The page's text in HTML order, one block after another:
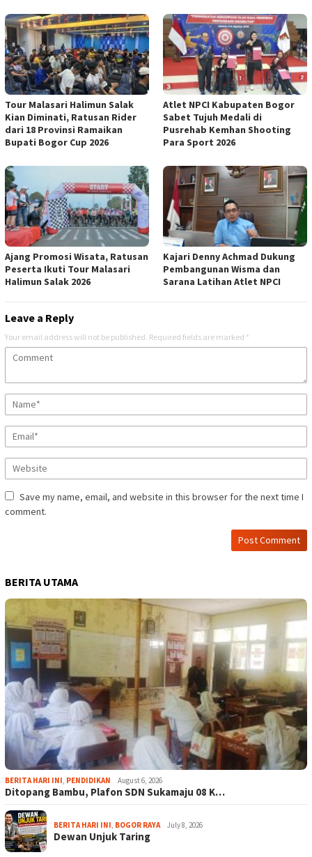
Tour Malasari Halimun Salak
Kian Diminati, Ratusan Rider
dari 18 Provinsi Ramaikan
Bupati Bogor Cup 2026
Atlet NPCI Kabupaten Bogor
Sabet Tujuh Medali di
Pusrehab Kemhan Shooting
Para Sport 2026
Ajang Promosi Wisata, Ratusan
Peserta Ikuti Tour Malasari
Halimun Salak 2026
Kajari Denny Achmad Dukung
Pembangunan Wisma dan
Sarana Latihan Atlet NPCI
Leave a Reply
Your email address will not be published. Required fields are marked *
Save my name, email, and website in this browser for the next time I
comment.
BERITA UTAMA
BERITA HARI INI, PENDIDIKAN August 6, 2026
Ditopang Bambu, Plafon SDN Sukamaju 08 K…
BERITA HARI INI, BOGOR RAYA July 8, 2026
Dewan Unjuk Taring